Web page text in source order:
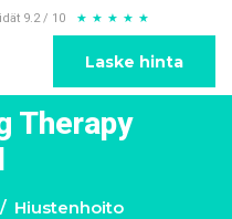
9.2 / 10 ★ ★ ★ ★ ★
Laske hinta
Therapy
Hiustenhoito